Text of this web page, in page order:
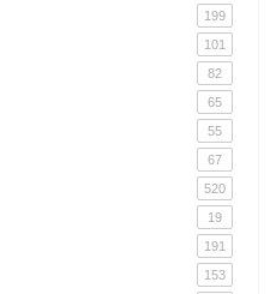
199
101
82
65
55
67
520
19
191
153